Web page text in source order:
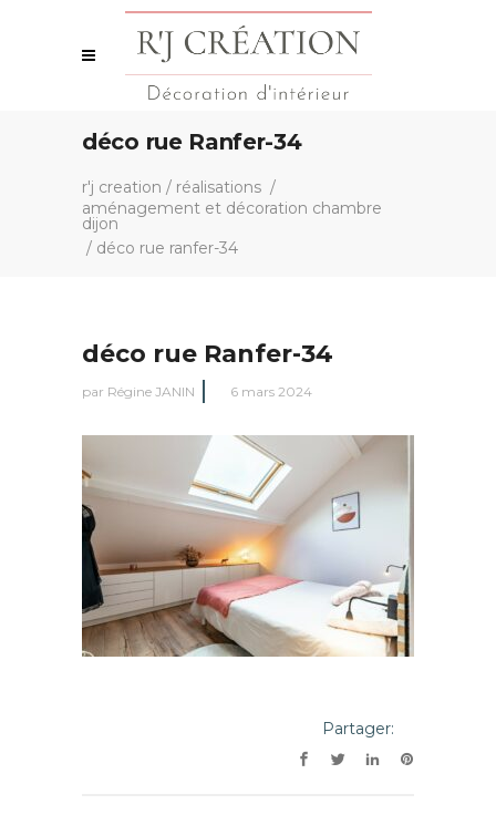
déco rue Ranfer-34
r'j creation / réalisations /
aménagement et décoration chambre
dijon
/ déco rue ranfer-34
déco rue Ranfer-34
par Régine JANIN 6 mars 2024
Partager: